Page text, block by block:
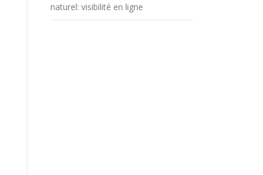
naturel: visibilité en ligne